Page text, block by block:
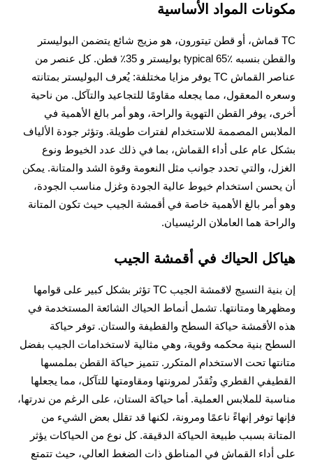
مكونات المواد الأساسية
TC قماش، أو قطن تيتورون، هو مزيج شائع يتضمن البوليستر
والقطن بنسبه typical 65٪ بوليستر و 35٪ قطن. كل عنصر من
عناصر القماش TC يوفر مزايا مختلفة: يُعرف البوليستر بمتانته
وسعره المعقول، مما يجعله مقاومًا للتجاعيد والتآكل. من ناحية
أخرى، يوفر القطن التهوية والراحة، وهو أمر بالغ الأهمية في
الملابس المصممة للاستخدام لفترات طويلة. وتؤثر جودة الألياف
بشكل عام على أداء القماش، بما في ذلك عدد الخيوط ونوع
الغزل، والتي تحدد جوانب مثل النعومة وقوة الشد والمتانة. يمكن
أن يحسن استخدام خيوط عالية الجودة وغزل مناسب الجودة،
وهو أمر بالغ الأهمية خاصة في أقمشة الجيب حيث تكون المتانة
والراحة هما العاملان الرئيسيان.
هياكل الحياك في أقمشة الجيب
إن بنية النسيج لاقمشة الجيب TC تؤثر بشكل كبير على قوامها
ومظهرها ومتانتها. تشمل أنماط الحياك الشائعة المستخدمة في
هذه الأقمشة حياكة السطح والقطيفة والستان. توفر حياكة
السطح بنية محكمه وقوية، وهي مثالية لاستخدامات الجيب بفضل
متانتها تحت الاستخدام المتكرر. تتميز حياكة القطن بملمسها
القطيفي القطري وتُقدّر لمرونتها ومقاومتها للتآكل، مما يجعلها
مناسبة للملابس العملية. أما حياكة الستان، على الرغم من ندرتها،
فإنها توفر إنهاءً ناعمًا ومرونة، لكنها قد تقلل بعض الشيء من
المتانة بسبب طبيعة الحياكة الدقيقة. كل نوع من الحياكات يؤثر
على أداء القماش في المناطق ذات الضغط العالي، حيث تتمتع